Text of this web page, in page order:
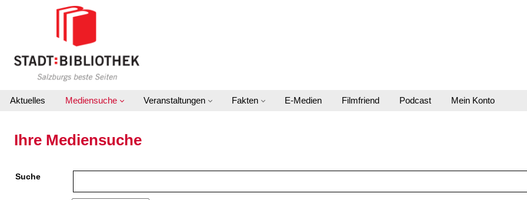
Zu den Suchfiltern springen
Zur Trefferliste springen
Aktuelles Mediensuche Veranstaltungen Fakten E-Medien Filmfriend Podcast Mein Konto
Ihre Mediensuche
Suche